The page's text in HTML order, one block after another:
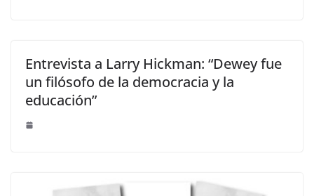
Entrevista a Larry Hickman: “Dewey fue
un filósofo de la democracia y la
educación”